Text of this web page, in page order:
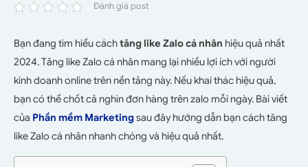
Đánh giá post
Bạn đang tìm hiểu cáchtăng like Zalo cá nhân hiệu quả nhất
2024. Tăng like Zalo cá nhân mang lại nhiều lợi ích với người
kinh doanh online trên nền tảng này. Nếu khai thác hiệu quả,
bạn có thể chốt cả nghìn đơn hàng trên zalo mỗi ngày. Bài viết
của Phần mềm Marketingsau đây hướng dẫn bạn cách tăng
like Zalo cá nhân nhanh chóng và hiệu quả nhất.